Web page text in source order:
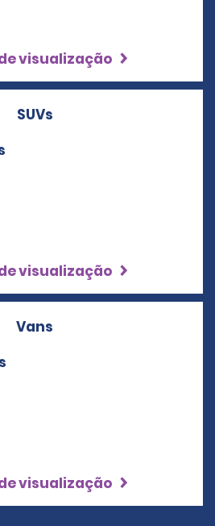
visualização
SUVs
visualização
Vans
visualização